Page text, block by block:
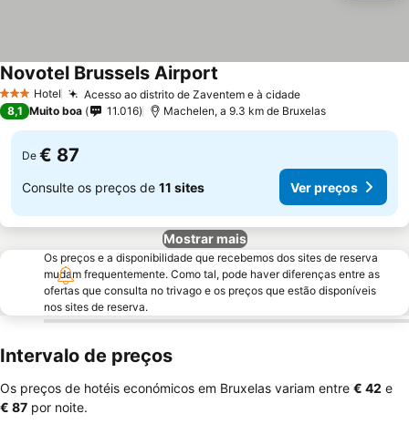
3 EstrelasHotel Acesso ao distrito de Zaventem e à cidade
Novotel Brussels Airport
8,1 Muito boa 11.016 Machelen, a 9.3 km de Bruxelas
De € 87
Consulte os preços de 11 sites Ver preços
Mostrar mais
Os preços e a disponibilidade que recebemos dos sites de reserva
mudam frequentemente. Como tal, pode haver diferenças entre as
ofertas que consulta no trivago e os preços que estão disponíveis
nos sites de reserva.
Intervalo de preços
Os preços de hotéis económicos em Bruxelas variam entre ‎€ 42 e
‎€ 87 por noite.